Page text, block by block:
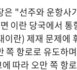
"선주와 운항
이란 당국에서
란) 제재 문제에
쪽 항로로 유도하
따라 오만 쪽 항